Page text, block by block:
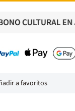
a favoritos